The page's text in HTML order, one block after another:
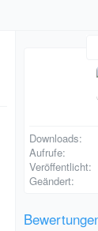
Downloads
Aufrufe
Veröffentlicht
Geändert